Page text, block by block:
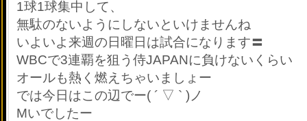
1球1球集中して、
無駄のないようにしないといけませんね
いよいよ来週の日曜日は試合になります〓
WBCで3連覇を狙う侍JAPANに負けないくらい
オールも熱く燃えちゃいましょー
では今日はこの辺でー( ´ ▽ ` )ノ
Mいでしたー